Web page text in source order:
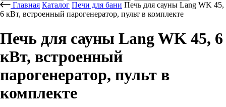
Главная Каталог Печи для бани Печь для сауны Lang WK 45,
6 кВт, встроенный парогенератор, пульт в комплекте
Печь для сауны Lang WK 45, 6
кВт, встроенный
парогенератор, пульт в
комплекте